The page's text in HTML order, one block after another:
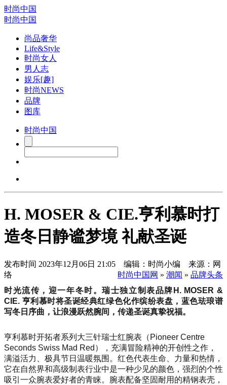
时尚中国
时尚中国
尚品奢华
Life&Style
时尚女人
男人志
娱乐[趣]
时尚NEWS
品牌
图库
时尚中国
H. MOSER & CIE.亨利慕时打
造冬日静谧梦境 礼献圣诞
发布时间 2023年12月06日 21:05 编辑：时尚小编 来源：网
络
时尚中国网 » 潮闻 » 品牌头条
时光流传，迎一年冬时。瑞士独立制表品牌H. MOSER &
CIE. 亨利慕时将圣诞经典红绿色化作缤纷表盘，蓝色珐琅谱
写冬日序曲，让浪漫跃然腕间，传递圣诞真挚祝福。
亨利慕时开拓者系列大三针瑞士红腕表（Pioneer Centre
Seconds Swiss Mad Red），充满冒险精神的开创性之作，
满溢活力、极具节日温暖氛围。红色代表生命、力量和热情，
它在自然界和高级制表行业中是一种少见的颜色，强烈的个性
吸引一众腕表爱好者的青睐。腕表配备坚固耐用的精钢表壳，